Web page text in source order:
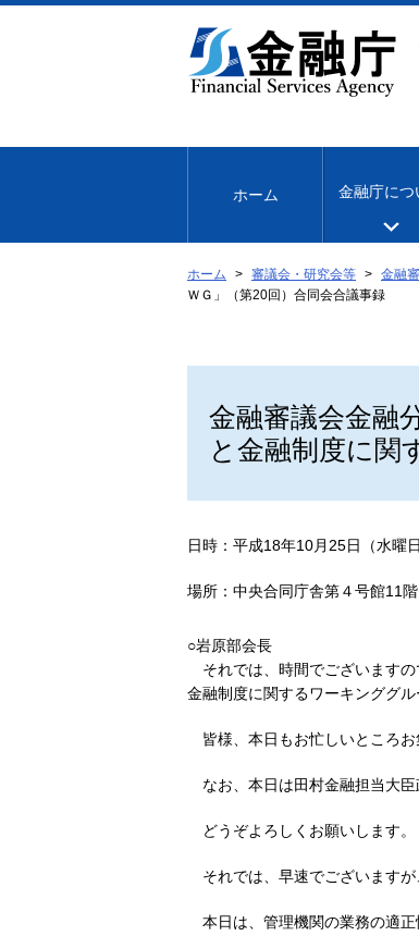
文
移
ホーム 金融庁につ
ホーム 審議会・研究会等 金融
ＷＧ」（第20回）合同会合議事録
金融審議会金融
と金融制度に関
日時：平成18年10月25日（水曜
場所：中央合同庁舎第４号館11
○岩原部会長
それでは、時間でございます
金融制度に関するワーキンググ
皆様、本日もお忙しいところ
なお、本日は田村金融担当大
どうぞよろしくお願いします。
それでは、早速でございます
本日は、管理機関の業務の適